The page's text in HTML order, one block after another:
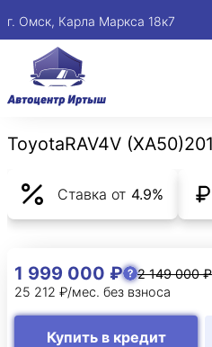
г. Омск, Карла Маркса 18к7
ToyotaRAV4V (XA50)
Ставка от 4.9%
1 999 000 ₽
2 149 000 ₽
25 212 ₽/мес. без взноса
Купить в кредит